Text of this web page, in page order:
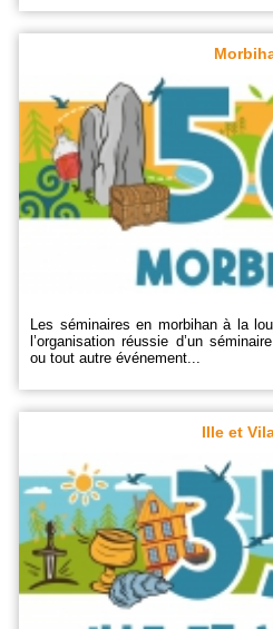
Les séminaires en morbihan à la
l’organisation réussie d’un
ou tout autre événement...
Ille et